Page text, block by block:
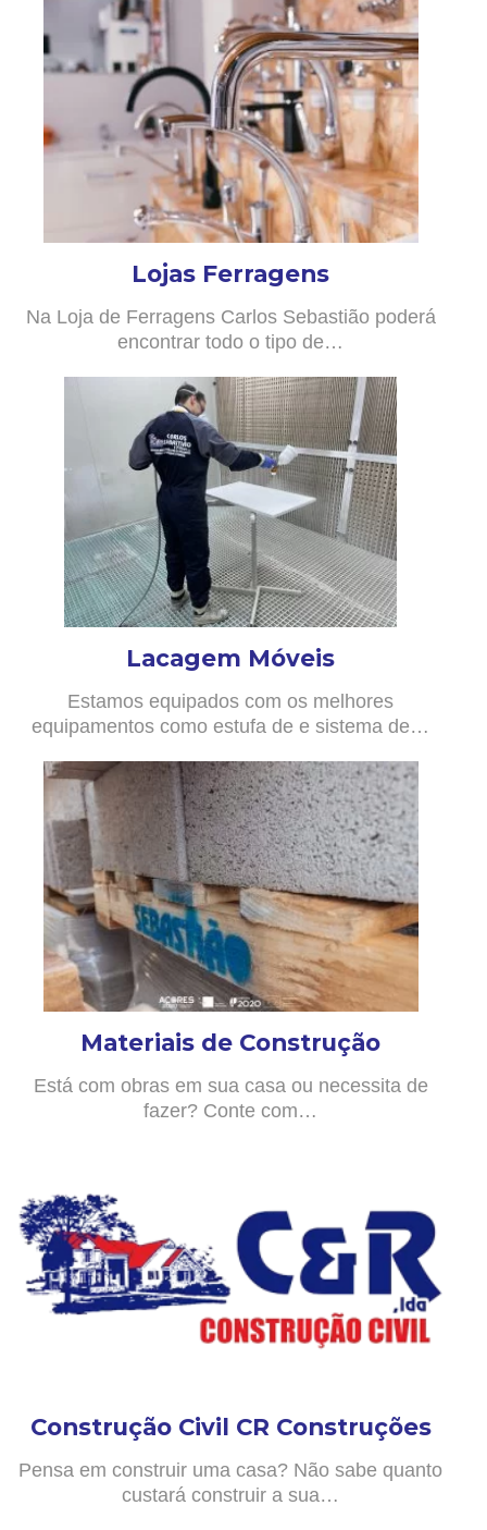
Lojas Ferragens
Na Loja de Ferragens Carlos Sebastião poderá
encontrar todo o tipo de…
Lacagem Móveis
Estamos equipados com os melhores
equipamentos como estufa de e sistema de…
Materiais de Construção
Está com obras em sua casa ou necessita de
fazer? Conte com…
Construção Civil CR Construções
Pensa em construir uma casa? Não sabe quanto
custará construir a sua…